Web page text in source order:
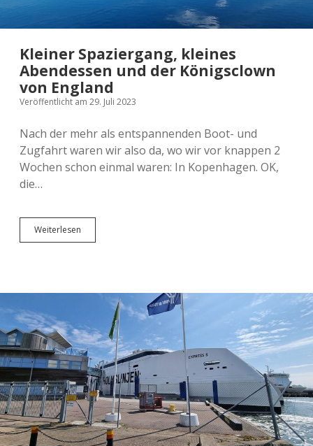
Kleiner Spaziergang, kleines
Abendessen und der Königsclown
von England
Veröffentlicht am 29. Juli 2023
Nach der mehr als entspannenden Boot- und
Zugfahrt waren wir also da, wo wir vor knappen 2
Wochen schon einmal waren: In Kopenhagen. OK,
die…
Weiterlesen
Spaziergang,
der
Königsclown
England